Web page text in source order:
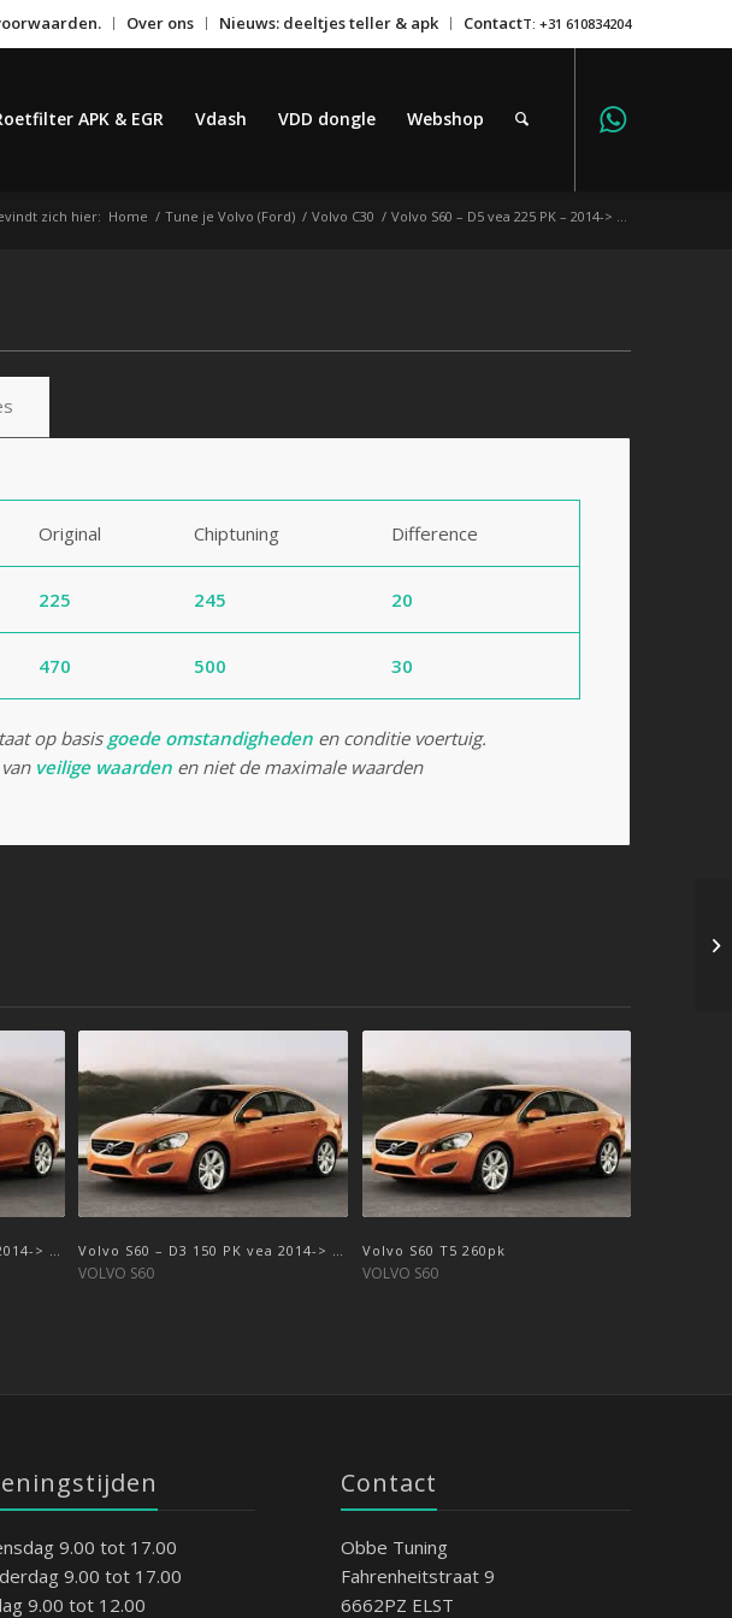
Over ons Nieuws: deeltjes teller & apk ContactT: +31 610834204
APK & EGR Vdash VDD dongle Webshop
zich hier: Home / Tune je Volvo (Ford) / Volvo C30 / Volvo S60 – D5 vea 225 PK – 2014-> …
Original Chiptuning Difference
225 245 20
470 500 30
op basisgoede omstandighedenen conditie voertuig.
veilige waardenen niet de maximale waarden
> … Volvo S60 – D3 150 PK vea 2014-> …
VOLVO S60
Volvo S60 T5 260pk
VOLVO S60
9.00 tot 17.00
9.00 tot 17.00
9.00 tot 12.00
Contact
Obbe Tuning
Fahrenheitstraat 9
6662PZ ELST